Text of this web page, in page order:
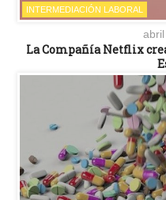
INTERMEDIACIÓN LABORAL
La Compañía Netflix